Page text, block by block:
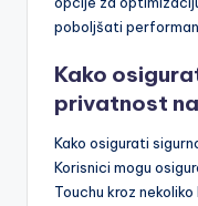
poboljšati
Kako
privatnost
Kako osigurati
Korisnici mogu
Touchu kroz